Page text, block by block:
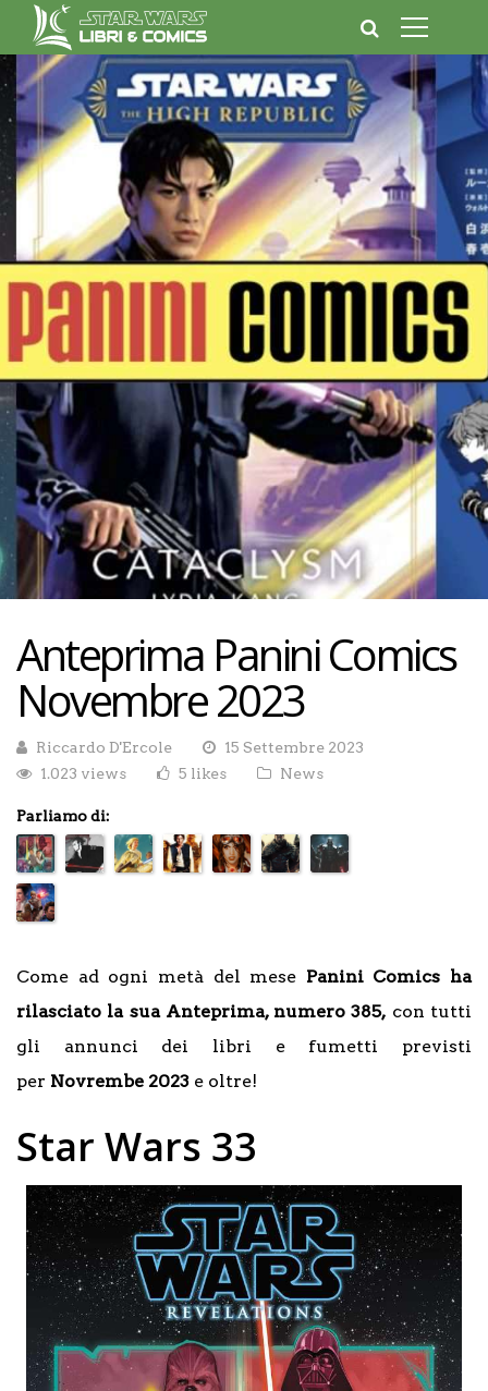
Anteprima Panini Comics
Novembre 2023
Riccardo D'Ercole
15 Settembre 2023
1.023 views
5 likes News
Parliamo di:
Come ad ogni metà del mese Panini Comics ha
rilasciato la sua Anteprima, numero 385, con tutti
gli annunci dei libri e fumetti previsti
per Novrembe 2023 e oltre!
Star Wars 33